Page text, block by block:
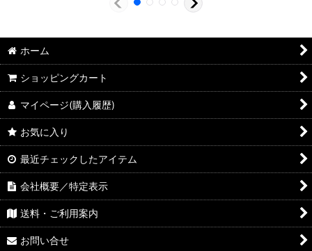
ホーム
ショッピングカート
マイページ(購入履歴)
お気に入り
最近チェックしたアイテム
会社概要／特定表示
送料・ご利用案内
お問い合せ